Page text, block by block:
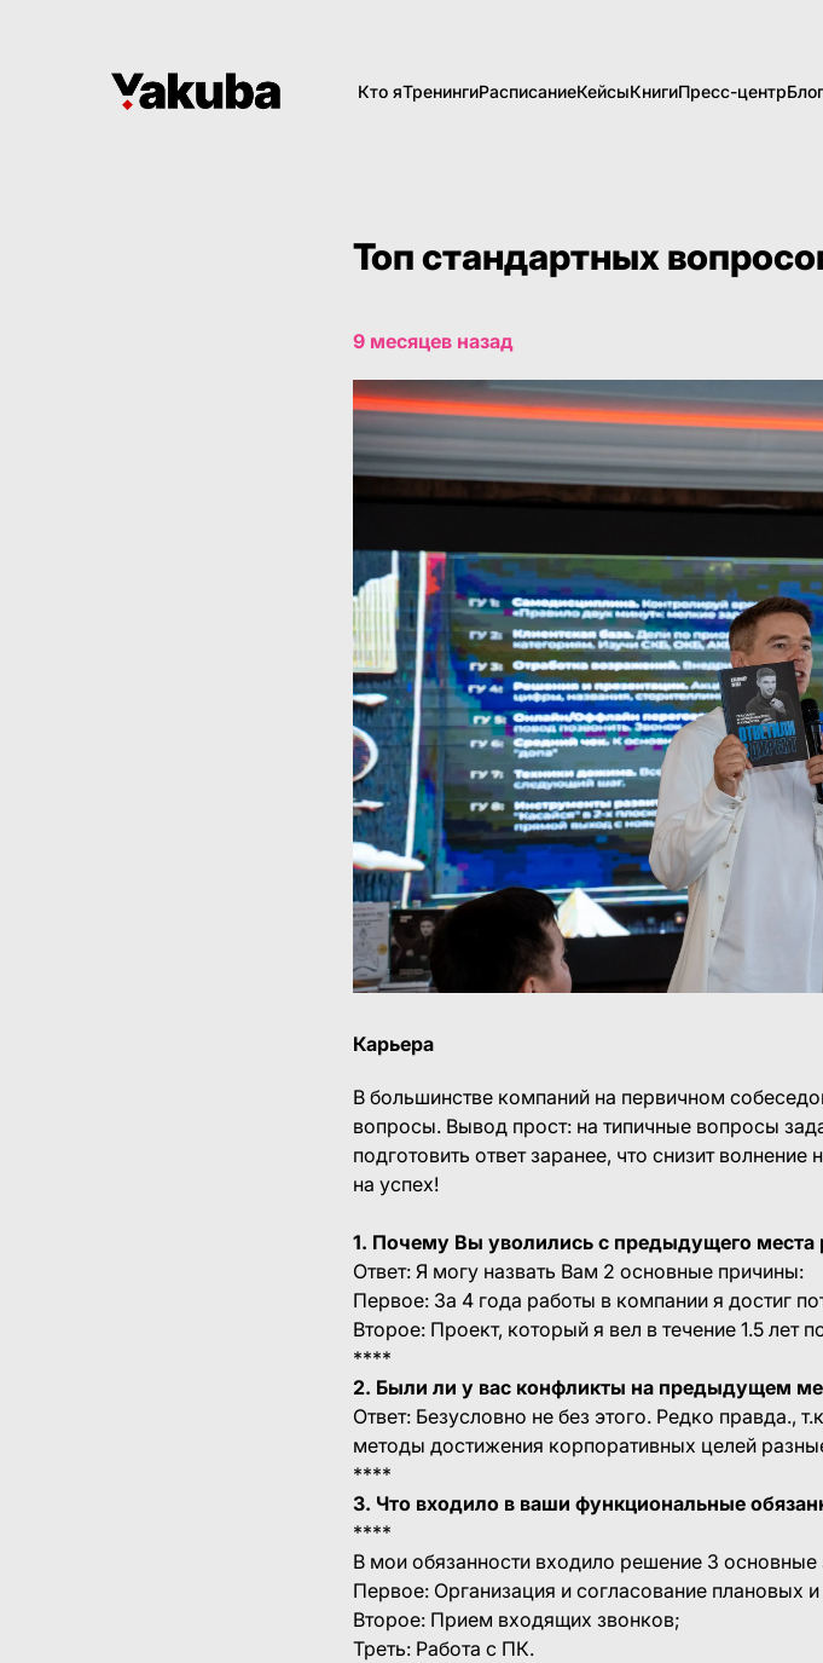
Кто яТренингиРасписаниеКейсыКнигиПресс-центрБлог
Топ стандартных
9 месяцев назад
Карьера
В большинстве компаний на первичном
вопросы. Вывод прост: на типичные вопросы
подготовить ответ заранее, что снизит
на успех!
1. Почему Вы уволились с предыдущего места
Ответ: Я могу назвать Вам 2 основные причины:
Первое: За 4 года работы в компании я достиг
Второе: Проект, который я вел в течение 1.5 лет
****
2. Были ли у вас конфликты на предыдущем
Ответ: Безусловно не без этого. Редко правда.,
методы достижения корпоративных целей
****
3. Что входило в ваши функциональные
****
В мои обязанности входило решение 3 основные
Первое: Организация и согласование плановых
Второе: Прием входящих звонков;
Треть: Работа с ПК.